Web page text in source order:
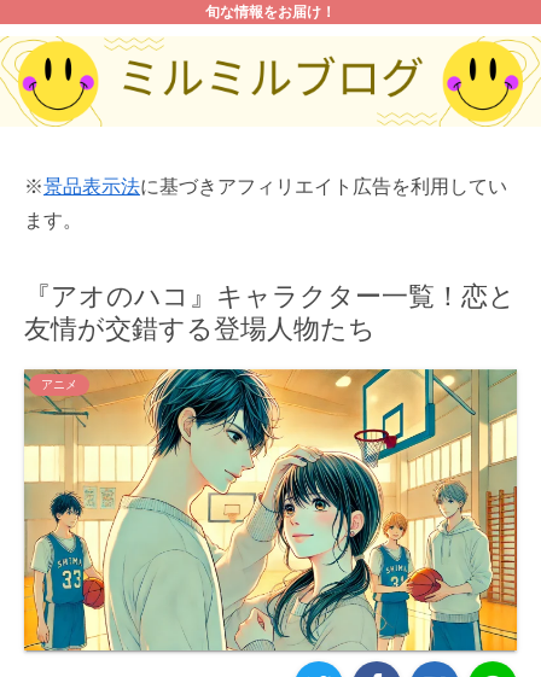
旬な情報をお届け！
※景品表示法に基づきアフィリエイト広告を利用してい
ます。
『アオのハコ』キャラクター一覧！恋と
友情が交錯する登場人物たち
アニメ